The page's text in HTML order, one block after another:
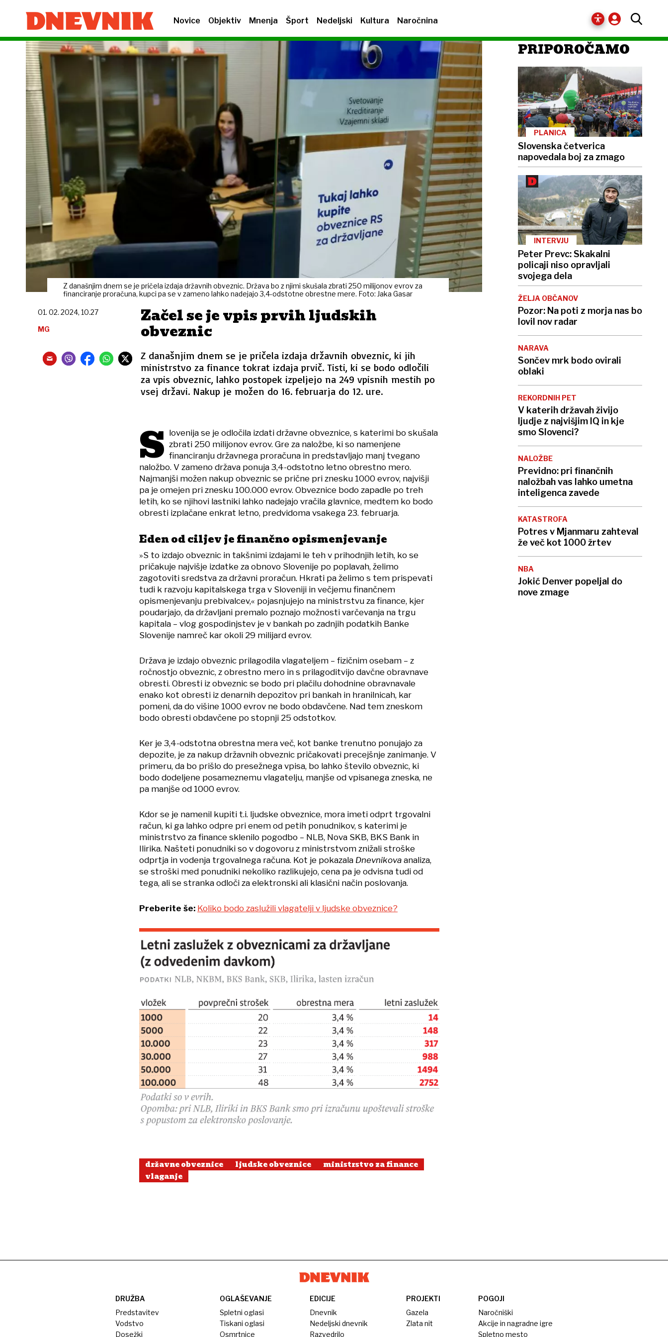
Novice Objektiv Mnenja Šport Nedeljski Kultura Naročnina
Z današnjim dnem se je pričela izdaja državnih obveznic. Država bo z njimi skušala zbrati 250 milijonov evrov za
financiranje proračuna, kupci pa se v zameno lahko nadejajo 3,4-odstotne obrestne mere. Foto: Jaka Gasar
Začel se je vpis prvih ljudskih
obveznic
Z današnjim dnem se je pričela izdaja državnih obveznic, ki jih
ministrstvo za finance tokrat izdaja prvič. Tisti, ki se bodo odločili
za vpis obveznic, lahko postopek izpeljejo na 249 vpisnih mestih po
vsej državi. Nakup je možen do 16. februarja do 12. ure.
01. 02. 2024, 10.27
MG
S lovenija se je odločila izdati državne obveznice, s katerimi bo skušala
zbrati 250 milijonov evrov. Gre za naložbe, ki so namenjene
financiranju državnega proračuna in predstavljajo manj tvegano
naložbo. V zameno država ponuja 3,4-odstotno letno obrestno mero.
Najmanjši možen nakup obveznic se prične pri znesku 1000 evrov, najvišji
pa je omejen pri znesku 100.000 evrov. Obveznice bodo zapadle po treh
letih, ko se njihovi lastniki lahko nadejajo vračila glavnice, medtem ko bodo
obresti izplačane enkrat letno, predvidoma vsakega 23. februarja.
Eden od ciljev je finančno opismenjevanje
»S to izdajo obveznic in takšnimi izdajami le teh v prihodnjih letih, ko se
pričakuje najvišje izdatke za obnovo Slovenije po poplavah, želimo
zagotoviti sredstva za državni proračun. Hkrati pa želimo s tem prispevati
tudi k razvoju kapitalskega trga v Sloveniji in večjemu finančnem
opismenjevanju prebivalcev,« pojasnjujejo na ministrstvu za finance, kjer
poudarjajo, da državljani premalo poznajo možnosti varčevanja na trgu
kapitala – vlog gospodinjstev je v bankah po zadnjih podatkih Banke
Slovenije namreč kar okoli 29 milijard evrov.
Država je izdajo obveznic prilagodila vlagateljem – fizičnim osebam – z
ročnostjo obveznic, z obrestno mero in s prilagoditvijo davčne obravnave
obresti. Obresti iz obveznic se bodo pri plačilu dohodnine obravnavale
enako kot obresti iz denarnih depozitov pri bankah in hranilnicah, kar
pomeni, da do višine 1000 evrov ne bodo obdavčene. Nad tem zneskom
bodo obresti obdavčene po stopnji 25 odstotkov.
Ker je 3,4-odstotna obrestna mera več, kot banke trenutno ponujajo za
depozite, je za nakup državnih obveznic pričakovati precejšnje zanimanje. V
primeru, da bo prišlo do presežnega vpisa, bo lahko število obveznic, ki
bodo dodeljene posameznemu vlagatelju, manjše od vpisanega zneska, ne
pa manjše od 1000 evrov.
Kdor se je namenil kupiti t.i. ljudske obveznice, mora imeti odprt trgovalni
račun, ki ga lahko odpre pri enem od petih ponudnikov, s katerimi je
ministrstvo za finance sklenilo pogodbo – NLB, Nova SKB, BKS Bank in
Ilirika. Našteti ponudniki so v dogovoru z ministrstvom znižali stroške
odprtja in vodenja trgovalnega računa. Kot je pokazala Dnevnikova analiza,
se stroški med ponudniki nekoliko razlikujejo, cena pa je odvisna tudi od
tega, ali se stranka odloči za elektronski ali klasični način poslovanja.
Preberite še: Koliko bodo zaslužili vlagatelji v ljudske obveznice?
državne obveznice ljudske obveznice
ministrstvo za finance
vlaganje
PRIPOROČAMO
PLANICA
Slovenska četverica
napovedala boj za zmago
INTERVJU
Peter Prevc: Skakalni
policaji niso opravljali
svojega dela
ŽELJA OBČANOV
Pozor: Na poti z morja nas bo
lovil nov radar
NARAVA
Sončev mrk bodo ovirali
oblaki
REKORDNIH PET
V katerih državah živijo
ljudje z najvišjim IQ in kje
smo Slovenci?
NALOŽBE
Previdno: pri finančnih
naložbah vas lahko umetna
inteligenca zavede
KATASTROFA
Potres v Mjanmaru zahteval
že več kot 1000 žrtev
NBA
Jokić Denver popeljal do
nove zmage
DRUŽBA
Predstavitev
Vodstvo
Dosežki
OGLAŠEVANJE
Spletni oglasi
Tiskani oglasi
Osmrtnice
EDICIJE
Dnevnik
Nedeljski dnevnik
Razvedrilo
PROJEKTI
Gazela
Zlata nit
POGOJI
Naročniški
Akcije in nagradne igre
Spletno mesto